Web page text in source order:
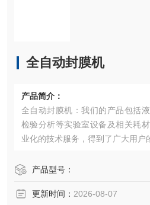
全自动封膜机
产品简介：
全自动封膜机：我们的产品包括
检验分析等实验室设备及相关耗
业化的技术服务，得到了广大用户
产品型号：
更新时间： 2026-08-07